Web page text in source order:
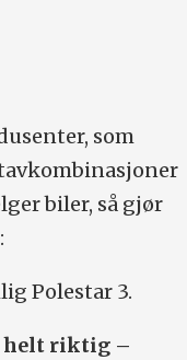
som
biler, så gjør
Polestar 3.
helt riktig –